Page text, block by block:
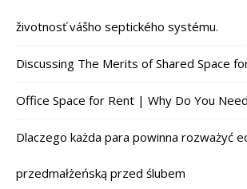
životnosť vášho septického systému.
Discussing The Merits of Shared Space
Office Space for Rent | Why Do You
Dlaczego każda para powinna rozważyć
przedmałżeńską przed ślubem